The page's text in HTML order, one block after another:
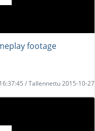
footage
/ Tallennettu 2015-10-27